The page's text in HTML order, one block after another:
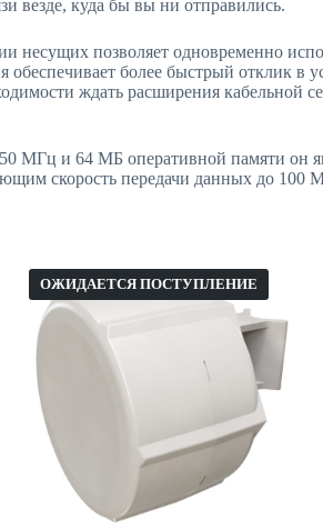
везде, куда бы вы ни отправились.
несущих позволяет одновременно
более быстрый отклик в
ждать расширения кабельной
МГц и 64 МБ оперативной памяти он
скорость передачи данных до 100
ОЖИДАЕТСЯ ПОСТУПЛЕНИЕ